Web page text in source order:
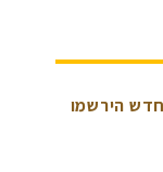
הירשמו